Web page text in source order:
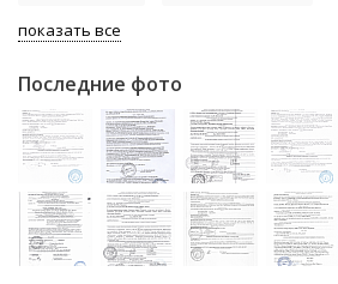
показать все
Последние фото